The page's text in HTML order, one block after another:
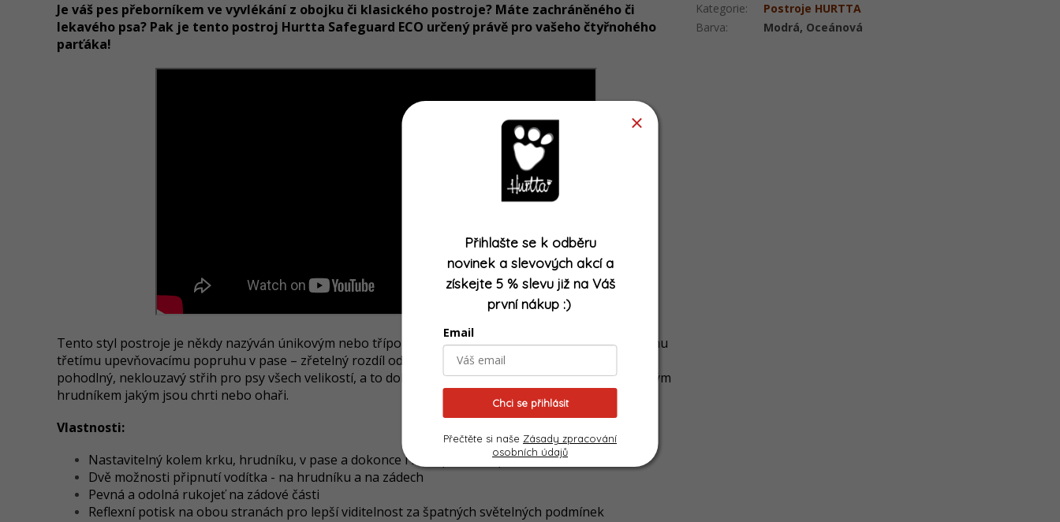
Je váš pes přeborníkem ve vyvlékání z obojku či klasického postroje? Máte zachráněného či
lekavého psa? Pak je tento postroj Hurtta Safeguard ECO určený právě pro vašeho čtyřnohého
parťáka!
Tento styl postroje je někdy nazýván únikovým nebo třípopruhovým/tříbodovým postrojem díky svému
třetímu upevňovacímu popruhu v pase – zřetelný rozdíl od standardních postrojů. Jedinečný design a
pohodlný, neklouzavý střih pro psy všech velikostí, a to dokonce i pro ty s úzkým pasem nebo hlubokým
hrudníkem jakým jsou chrti nebo ohaři.
Vlastnosti:
Nastavitelný kolem krku, hrudníku, v pase a dokonce i mezi předními packami
Dvě možnosti připnutí vodítka - na hrudníku a na zádech
Pevná a odolná rukojeť na zádové části
Reflexní potisk na obou stranách pro lepší viditelnost za špatných světelných podmínek
Kategorie:
Postroje HURTTA
Barva: Modrá, Oceánová
Přihlašte se k odběru
novinek a slevových akcí a
získejte 5 % slevu již na Váš
první nákup :)
Email
Chci se přihlásit
Přečtěte si naše Zásady zpracování
osobních údajů